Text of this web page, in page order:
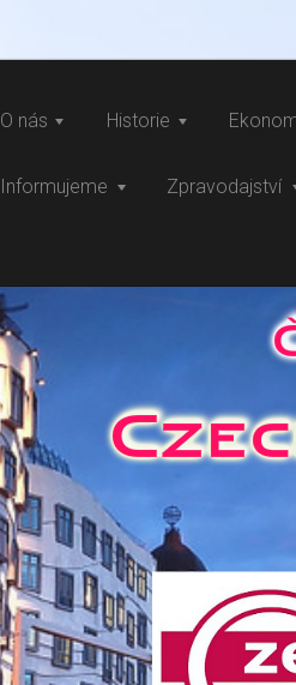
O nás Historie
Informujeme Zpravodajství